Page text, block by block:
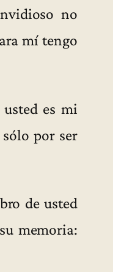
no
mí tengo
es mi
por ser
de usted
memoria: